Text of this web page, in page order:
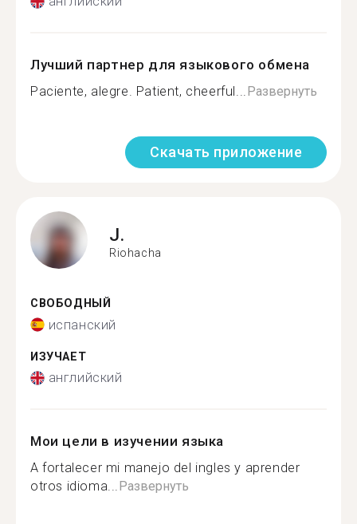
Лучший партнер для языкового обмена
Paciente, alegre. Patient, cheerful...Развернуть
Скачать приложение
J.
Riohacha
СВОБОДНЫЙ
испанский
ИЗУЧАЕТ
английский
Мои цели в изучении языка
A fortalecer mi manejo del ingles y aprender
otros idioma...Развернуть